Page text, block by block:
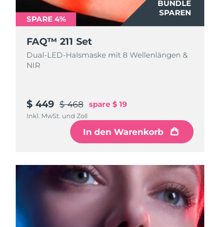
BUNDLE
SPAREN
SPARE 4%
FAQ™ 211 Set
Dual-LED-Halsmaske mit 8 Wellenlängen &
NIR
$ 449 $ 468 spare $ 19
Inkl. MwSt. und Zoll
In den Warenkorb